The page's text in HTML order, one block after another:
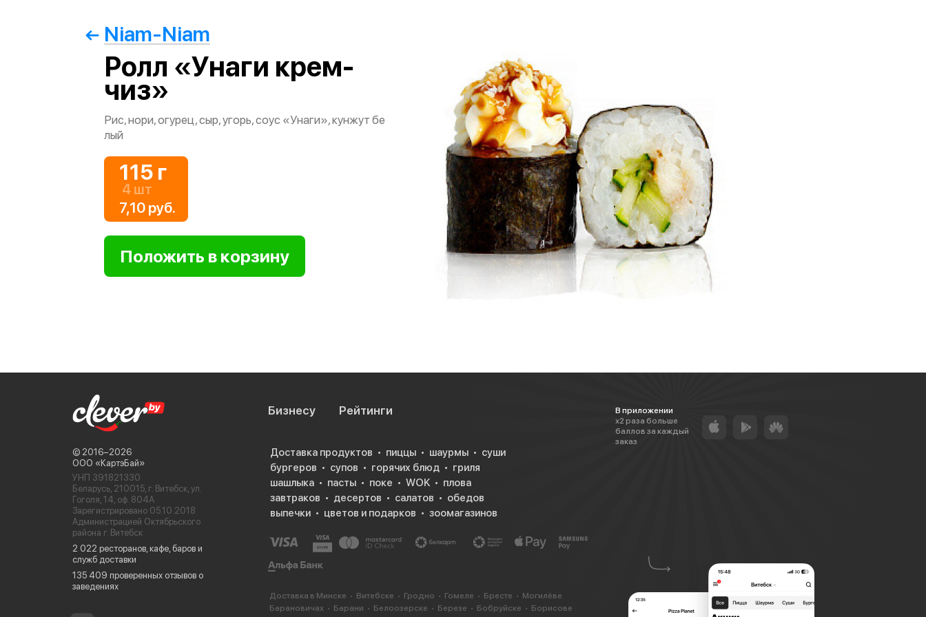
Niam-Niam
Ролл «Унаги крем-
чиз»
Рис, нори, огурец, сыр, угорь, соус «Унаги», кунжут бе
лый
115 г
4 шт
7,10 руб.
© 2016−2026
ООО «КартэБай»
УНП 391821330
Беларусь, 210015, г. Витебск, ул.
Гоголя, 14, оф. 804А
Зарегистрировано 05.10.2018
Администрацией Октябрьского
района г. Витебск
2 022 ресторанов, кафе, баров и
служб доставки
135 409 проверенных отзывов о
заведениях
Бизнесу Рейтинги
В приложении
х2 раза больше
баллов за каждый
заказ
Доставка продуктов пиццы шаурмы
суши
бургеров
супов горячих блюд
гриля
шашлыка
пасты поке WOK
плова
завтраков
десертов салатов
обедов
выпечки
цветов и подарков зоомагазинов
Доставка в Минске Витебске Гродно Гомеле Бресте
Могилёве
Барановичах
Барани Белоозерске Березе Бобруйске
Борисове